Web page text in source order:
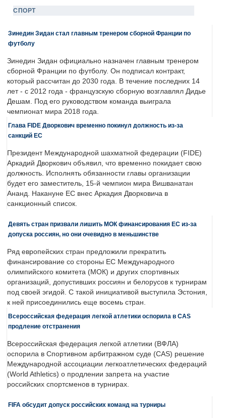
СПОРТ
Зинедин Зидан стал главным тренером сборной Франции по
футболу
Зинедин Зидан официально назначен главным тренером
сборной Франции по футболу. Он подписал контракт,
который рассчитан до 2030 года. В течение последних 14
лет - с 2012 года - французскую сборную возглавлял Дидье
Дешам. Под его руководством команда выиграла
чемпионат мира 2018 года.
Глава FIDE Дворкович временно покинул должность из-за
санкций ЕС
Президент Международной шахматной федерации (FIDE)
Аркадий Дворкович объявил, что временно покидает свою
должность. Исполнять обязанности главы организации
будет его заместитель, 15-й чемпион мира Вишванатан
Ананд. Накануне ЕС внес Аркадия Дворковича в
санкционный список.
Девять стран призвали лишить МОК финансирования ЕС из-за
допуска россиян, но они очевидно в меньшинстве
Ряд европейских стран предложили прекратить
финансирование со стороны ЕС Международного
олимпийского комитета (МОК) и других спортивных
организаций, допустивших россиян и белорусов к турнирам
под своей эгидой. С такой инициативой выступила Эстония,
к ней присоединились еще восемь стран.
Всероссийская федерация легкой атлетики оспорила в CAS
продление отстранения
Всероссийская федерация легкой атлетики (ВФЛА)
оспорила в Спортивном арбитражном суде (CAS) решение
Международной ассоциации легкоатлетических федераций
(World Athletics) о продлении запрета на участие
российских спортсменов в турнирах.
FIFA обсудит допуск российских команд на турниры